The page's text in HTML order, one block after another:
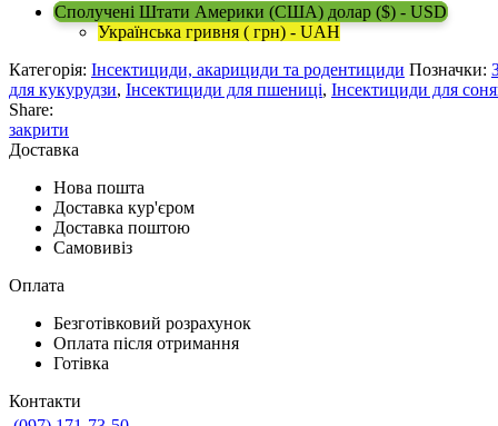
Сполучені Штати Америки (США) долар ($) - USD
Українська гривня ( грн) - UAH
Категорія: Інсектициди, акарициди та родентициди Позначки:
для кукурудзи, Інсектициди для пшениці, Інсектициди для
Share:
закрити
Доставка
Нова пошта
Доставка кур'єром
Доставка поштою
Самовивіз
Оплата
Безготівковий розрахунок
Оплата після отримання
Готівка
Контакти